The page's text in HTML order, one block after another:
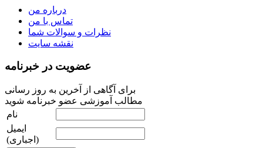
درباره من
تماس با من
نظرات و سوالات شما
نقشه سایت
عضویت در خبرنامه
برای آگاهی از آخرین به روز رسانی
مطالب آموزشی عضو خبرنامه شوید
نام
ایمیل
(اجباری)